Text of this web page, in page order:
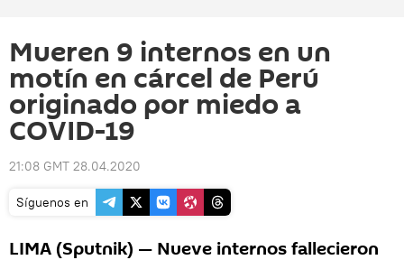
Mueren 9 internos en un
motín en cárcel de Perú
originado por miedo a
COVID-19
21:08 GMT 28.04.2020
Síguenos en
LIMA (Sputnik) — Nueve internos fallecieron